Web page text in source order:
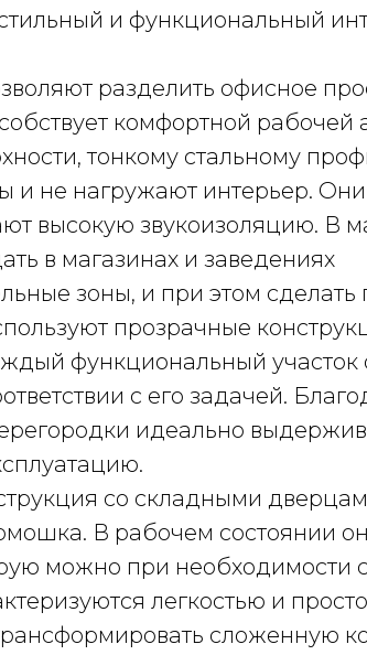
и функциональный
разделить офисное
комфортной рабочей
тонкому стальному
и не нагружают интерьер.
высокую звукоизоляцию. В
в магазинах и заведениях
зоны, и при этом
прозрачные
функциональный участок
с его задачей.
идеально
со складными
В рабочем состоянии
можно при необходимости
легкостью и
сложенную